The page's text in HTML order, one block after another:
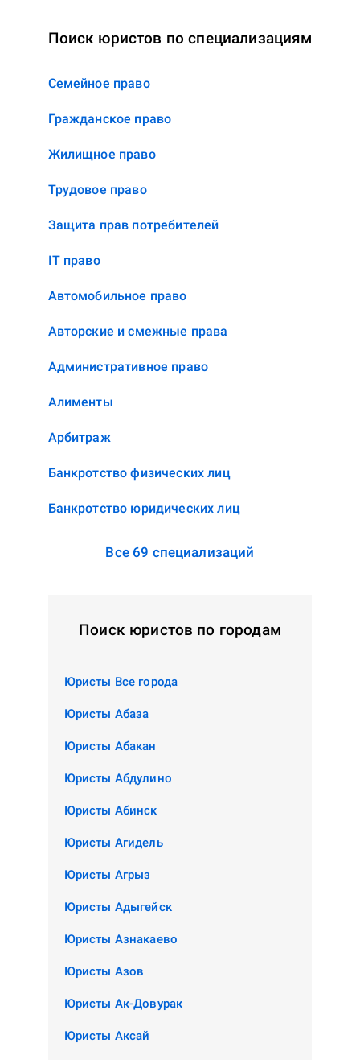
Поиск юристов по специализациям
Семейное право
Гражданское право
Жилищное право
Трудовое право
Защита прав потребителей
IT право
Автомобильное право
Авторские и смежные права
Административное право
Алименты
Арбитраж
Банкротство физических лиц
Банкротство юридических лиц
Все 69 специализаций
Поиск юристов по городам
Юристы Все города
Юристы Абаза
Юристы Абакан
Юристы Абдулино
Юристы Абинск
Юристы Агидель
Юристы Агрыз
Юристы Адыгейск
Юристы Азнакаево
Юристы Азов
Юристы Ак-Довурак
Юристы Аксай